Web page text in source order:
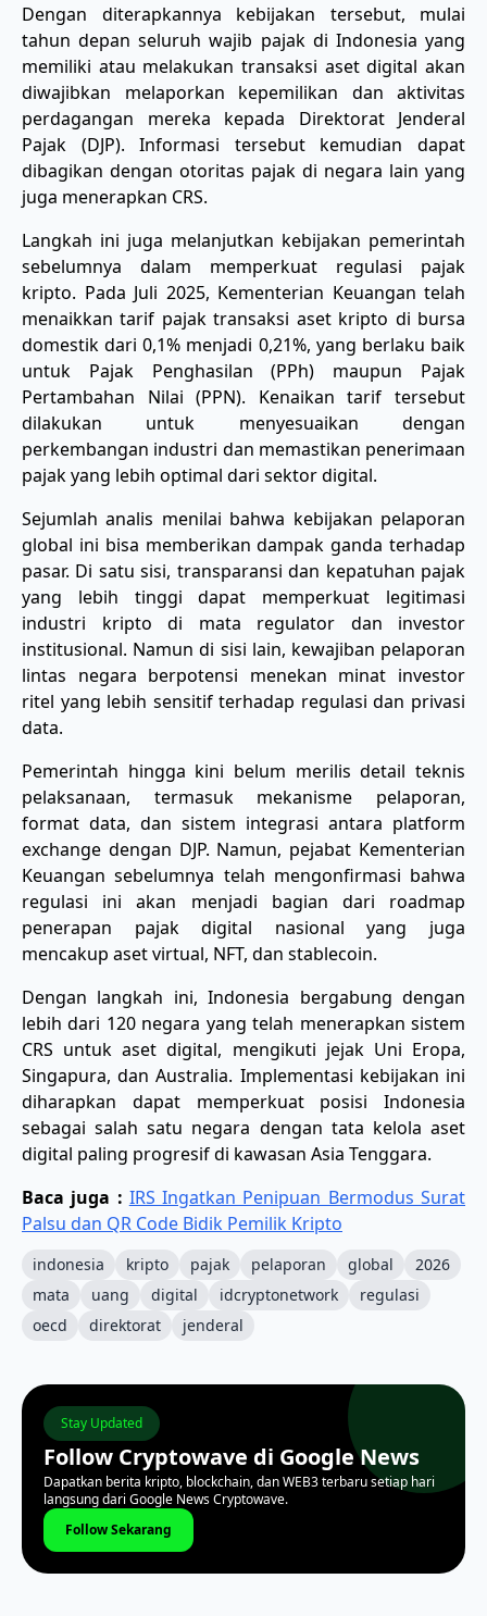
Dengan diterapkannya kebijakan tersebut, mulai
tahun depan seluruh wajib pajak di Indonesia yang
memiliki atau melakukan transaksi aset digital akan
diwajibkan melaporkan kepemilikan dan aktivitas
perdagangan mereka kepada Direktorat Jenderal
Pajak (DJP). Informasi tersebut kemudian dapat
dibagikan dengan otoritas pajak di negara lain yang
juga menerapkan CRS.
Langkah ini juga melanjutkan kebijakan pemerintah
sebelumnya dalam memperkuat regulasi pajak
kripto. Pada Juli 2025, Kementerian Keuangan telah
menaikkan tarif pajak transaksi aset kripto di bursa
domestik dari 0,1% menjadi 0,21%, yang berlaku baik
untuk Pajak Penghasilan (PPh) maupun Pajak
Pertambahan Nilai (PPN). Kenaikan tarif tersebut
dilakukan untuk menyesuaikan dengan
perkembangan industri dan memastikan penerimaan
pajak yang lebih optimal dari sektor digital.
Sejumlah analis menilai bahwa kebijakan pelaporan
global ini bisa memberikan dampak ganda terhadap
pasar. Di satu sisi, transparansi dan kepatuhan pajak
yang lebih tinggi dapat memperkuat legitimasi
industri kripto di mata regulator dan investor
institusional. Namun di sisi lain, kewajiban pelaporan
lintas negara berpotensi menekan minat investor
ritel yang lebih sensitif terhadap regulasi dan privasi
data.
Pemerintah hingga kini belum merilis detail teknis
pelaksanaan, termasuk mekanisme pelaporan,
format data, dan sistem integrasi antara platform
exchange dengan DJP. Namun, pejabat Kementerian
Keuangan sebelumnya telah mengonfirmasi bahwa
regulasi ini akan menjadi bagian dari roadmap
penerapan pajak digital nasional yang juga
mencakup aset virtual, NFT, dan stablecoin.
Dengan langkah ini, Indonesia bergabung dengan
lebih dari 120 negara yang telah menerapkan sistem
CRS untuk aset digital, mengikuti jejak Uni Eropa,
Singapura, dan Australia. Implementasi kebijakan ini
diharapkan dapat memperkuat posisi Indonesia
sebagai salah satu negara dengan tata kelola aset
digital paling progresif di kawasan Asia Tenggara.
Baca juga : IRS Ingatkan Penipuan Bermodus Surat
Palsu dan QR Code Bidik Pemilik Kripto
indonesia kripto pajak pelaporan global
2026
mata
uang digital idcryptonetwork
regulasi
oecd
direktorat jenderal
Stay Updated
Follow Cryptowave di Google News
Dapatkan berita kripto, blockchain, dan WEB3 terbaru setiap hari
langsung dari Google News Cryptowave.
Follow Sekarang